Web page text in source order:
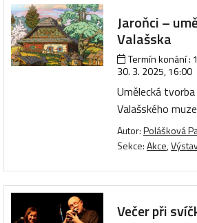
Jaroňci –
Valašska
Termín konání :
30. 3. 2025, 16:00
Umělecká
Valašského
Autor:Polášková
Sekce:Akce,
Večer při